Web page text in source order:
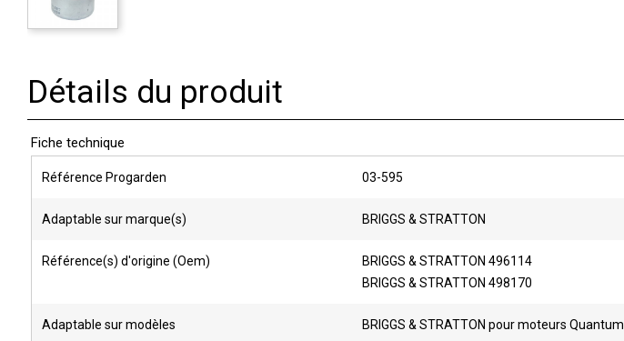
Détails du produit
Fiche technique
Référence Progarden 03-595
Adaptable sur marque(s) BRIGGS & STRATTON
Référence(s) d'origine (Oem)
BRIGGS & STRATTON 496114
BRIGGS & STRATTON 498170
Adaptable sur modèles BRIGGS & STRATTON pour moteurs Quantum